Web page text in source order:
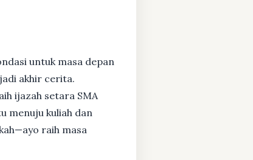
untuk masa depan
akhir cerita.
ijazah setara SMA
menuju kuliah dan
raih masa